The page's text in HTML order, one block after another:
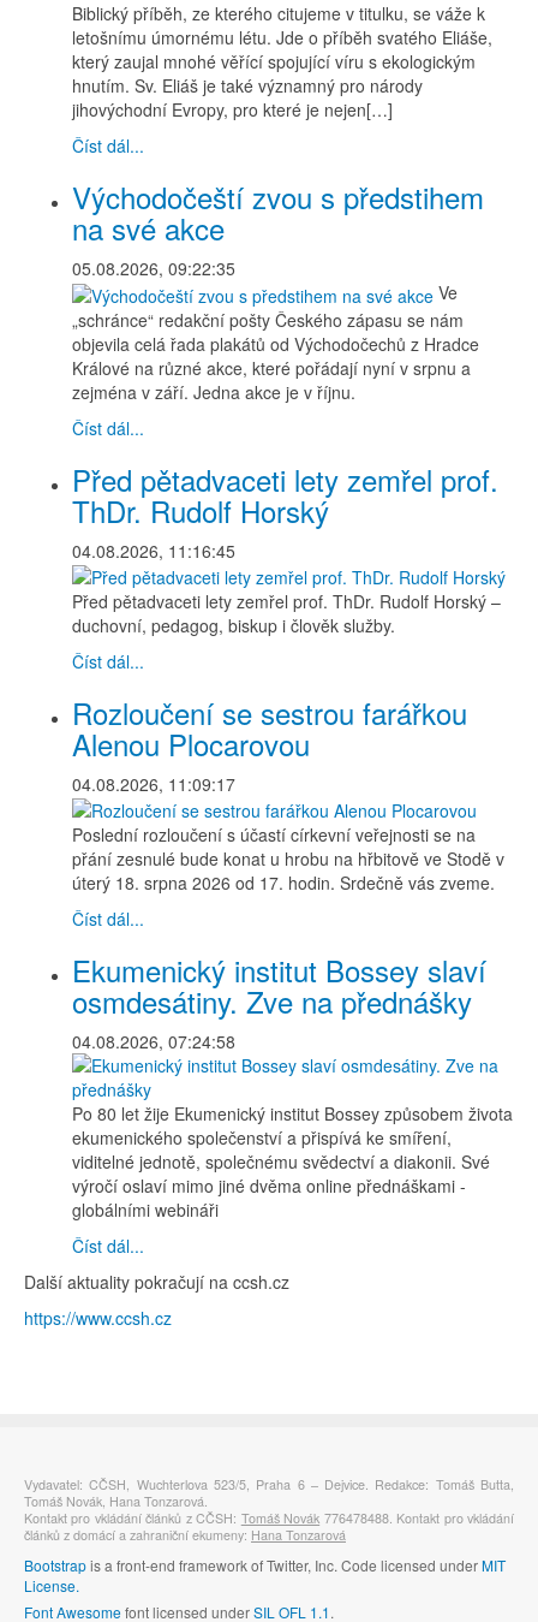
Biblický příběh, ze kterého citujeme v titulku, se váže k
letošnímu úmornému létu. Jde o příběh svatého Eliáše,
který zaujal mnohé věřící spojující víru s ekologickým
hnutím. Sv. Eliáš je také významný pro národy
jihovýchodní Evropy, pro které je nejen[…]
Číst dál...
Východočeští zvou s předstihem
na své akce
05.08.2026, 09:22:35
Ve
„schránce“ redakční pošty Českého zápasu se nám
objevila celá řada plakátů od Východočechů z Hradce
Králové na různé akce, které pořádají nyní v srpnu a
zejména v září. Jedna akce je v říjnu.
Číst dál...
Před pětadvaceti lety zemřel prof.
ThDr. Rudolf Horský
04.08.2026, 11:16:45
Před pětadvaceti lety zemřel prof. ThDr. Rudolf Horský –
duchovní, pedagog, biskup i člověk služby.
Číst dál...
Rozloučení se sestrou farářkou
Alenou Plocarovou
04.08.2026, 11:09:17
Poslední rozloučení s účastí církevní veřejnosti se na
přání zesnulé bude konat u hrobu na hřbitově ve Stodě v
úterý 18. srpna 2026 od 17. hodin. Srdečně vás zveme.
Číst dál...
Ekumenický institut Bossey slaví
osmdesátiny. Zve na přednášky
04.08.2026, 07:24:58
Po 80 let žije Ekumenický institut Bossey způsobem života
ekumenického společenství a přispívá ke smíření,
viditelné jednotě, společnému svědectví a diakonii. Své
výročí oslaví mimo jiné dvěma online přednáškami -
globálními webináři
Číst dál...
Další aktuality pokračují na ccsh.cz
https://www.ccsh.cz
Vydavatel: CČSH, Wuchterlova 523/5, Praha 6 – Dejvice. Redakce: Tomáš Butta,
Tomáš Novák, Hana Tonzarová.
Kontakt pro vkládání článků z CČSH: Tomáš Novák 776478488. Kontakt pro vkládání
článků z domácí a zahraniční ekumeny: Hana Tonzarová
Bootstrapis a front-end framework of Twitter, Inc. Code licensed underMIT
License.
Font Awesomefont licensed underSIL OFL 1.1.